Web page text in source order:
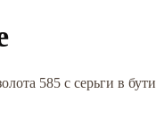
585 с серьги в